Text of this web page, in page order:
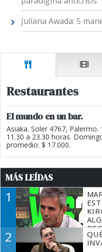
Juliana Awada: 5
Restaurantes
El mundo en un bar.
Asiaka. Soler 4767,
11.30 a 23.30 horas.
promedio: $ 17.000.
MÁS LEÍDAS
1
2